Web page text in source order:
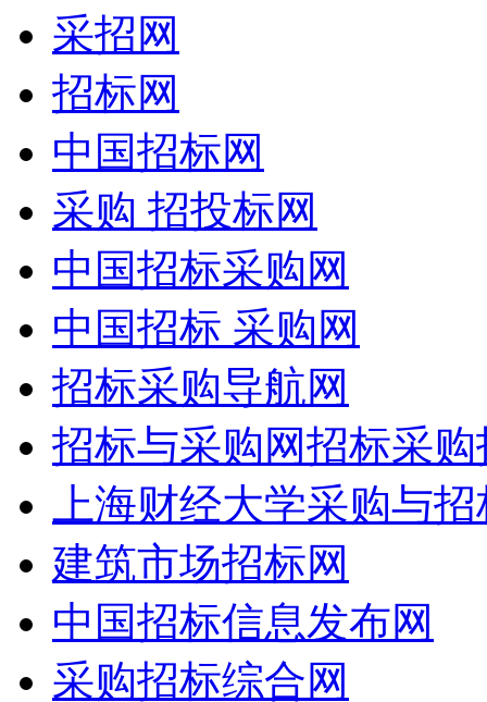
采招网
招标网
中国招标网
采购 招投标网
中国招标采购网
中国招标 采购网
招标采购导航网
招标与采购网招标采
上海财经大学采购与
建筑市场招标网
中国招标信息发布网
采购招标综合网